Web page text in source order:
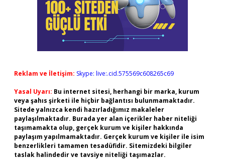
Reklam ve İletişim: Skype: live:.cid.575569c608265c69
Yasal Uyarı: Bu internet sitesi, herhangi bir marka, kurum
veya şahıs şirketi ile hiçbir bağlantısı bulunmamaktadır.
Sitede yalnızca kendi hazırladığımız makaleler
paylaşılmaktadır. Burada yer alan içerikler haber niteliği
taşımamakta olup, gerçek kurum ve kişiler hakkında
paylaşım yapılmamaktadır. Gerçek kurum ve kişiler ile isim
benzerlikleri tamamen tesadüfidir. Sitemizdeki bilgiler
taslak halindedir ve tavsiye niteliği taşımazlar.